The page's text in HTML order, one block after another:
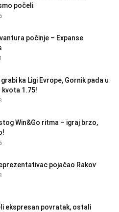
počeli
počinje – Expanse
ka Ligi Evrope, Gornik pada u
1.75!
Win&Go ritma – igraj brzo,
pojačao Rakov
ekspresan povratak, ostali